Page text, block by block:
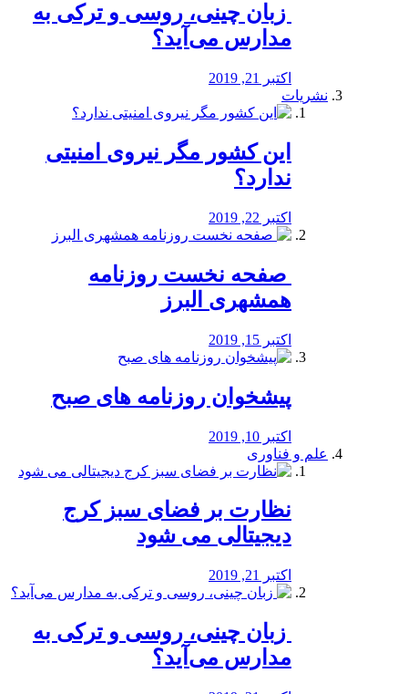
️ زبان چینی، روسی و ترکی به
مدارس می‌آید؟
اکتبر 21, 2019
نشریات
این کشور مگر نیروی امنیتی
ندارد؟
اکتبر 22, 2019
️ صفحه نخست روزنامه‌
همشهری البرز
اکتبر 15, 2019
پیشخوان روزنامه های صبح
اکتبر 10, 2019
علم و فناوری
نظارت بر فضای سبز کرج
دیجیتالی می شود
اکتبر 21, 2019
️ زبان چینی، روسی و ترکی به
مدارس می‌آید؟